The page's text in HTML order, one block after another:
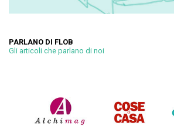
PARLANO DI FLOB
Gli articoli che parlano di noi